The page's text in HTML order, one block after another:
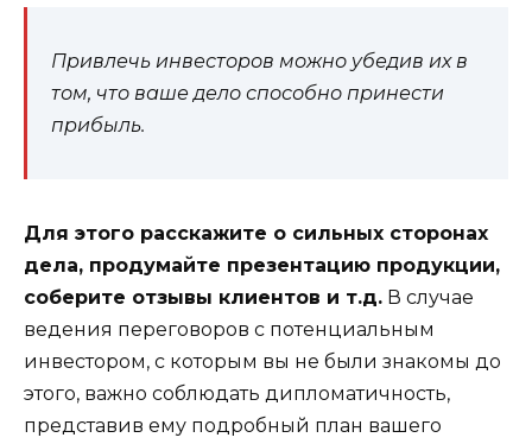
Привлечь инвесторов можно убедив их в
том, что ваше дело способно принести
прибыль.
Для этого расскажите о сильных сторонах
дела, продумайте презентацию продукции,
соберите отзывы клиентов и т.д. В случае
ведения переговоров с потенциальным
инвестором, с которым вы не были знакомы до
этого, важно соблюдать дипломатичность,
представив ему подробный план вашего